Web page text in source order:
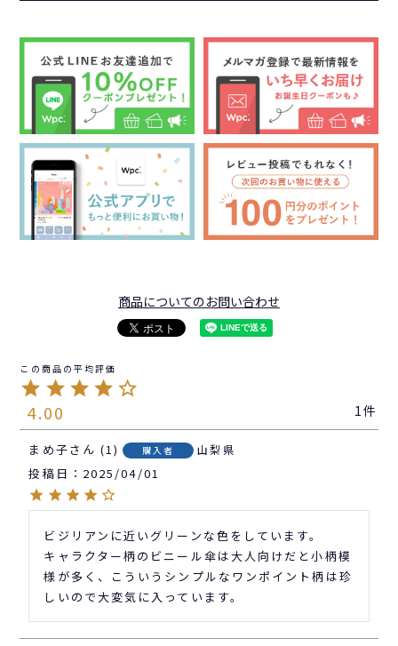
商品についてのお問い合わせ
4.00 1
まめ子 1 購入者 山梨県
投稿日 2025/04/01
ビジリアンに近いグリーンな色をしています。
キャラクター柄のビニール傘は大人向けだと小柄模
様が多く、こういうシンプルなワンポイント柄は珍
しいので大変気に入っています。